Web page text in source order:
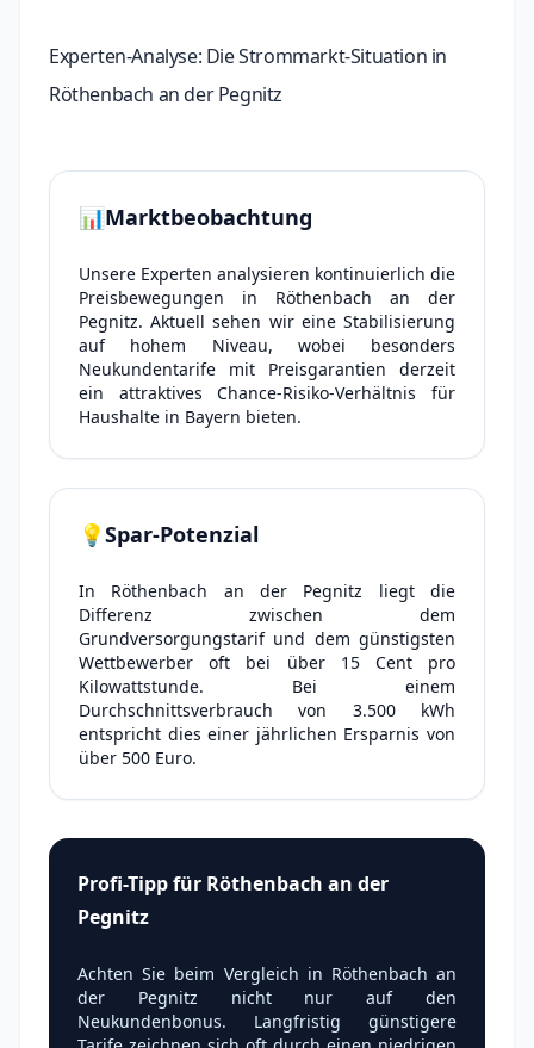
Experten-Analyse: Die Strommarkt-Situation in
Röthenbach an der Pegnitz
📊Marktbeobachtung
Unsere Experten analysieren kontinuierlich die
Preisbewegungen in Röthenbach an der
Pegnitz. Aktuell sehen wir eine Stabilisierung
auf hohem Niveau, wobei besonders
Neukundentarife mit Preisgarantien derzeit
ein attraktives Chance-Risiko-Verhältnis für
Haushalte in Bayern bieten.
💡Spar-Potenzial
In Röthenbach an der Pegnitz liegt die
Differenz zwischen dem
Grundversorgungstarif und dem günstigsten
Wettbewerber oft bei über 15 Cent pro
Kilowattstunde. Bei einem
Durchschnittsverbrauch von 3.500 kWh
entspricht dies einer jährlichen Ersparnis von
über 500 Euro.
Profi-Tipp für Röthenbach an der
Pegnitz
Achten Sie beim Vergleich in Röthenbach an
der Pegnitz nicht nur auf den
Neukundenbonus. Langfristig günstigere